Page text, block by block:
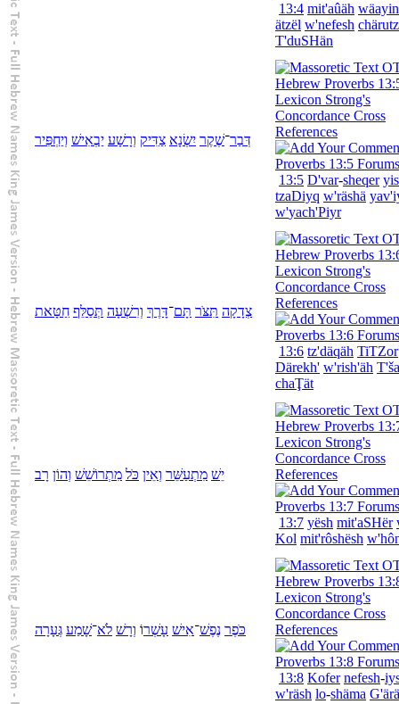
13:4 mit'aûäh wäayin
ätzël w'nefesh
T'duSHän
דְּבַר־שֶׁקֶר יִשְׂנָא צַדִּיק וְרָשָׁע יַבְאִישׁ וְיַחְפִּיר
13:5 D'var-sheqer
tzaDiyq w'räshä
w'yach'Piyr
צְדָקָה תִּצֹּר תָּם־דָּרֶךְ וְרִשְׁעָה תְּסַלֵּף חַטָּאת
13:6 tz'däqäh TiTZor
Därekh' w'rish'äh
chaŢät
יֵשׁ מִתְעַשֵּׁר וְאֵין כֹּל מִתְרוֹשֵׁשׁ וְהוֹן רָב
13:7 yësh mit'aSHër
Kol mit'rôshësh w'
כֹּפֶר נֶפֶשׁ־אִישׁ עָשְׁרוֹ וְרָשׁ לֹא־שָׁמַע גְּעָרָה
13:8 Kofer nefesh-
w'räsh lo-shäma